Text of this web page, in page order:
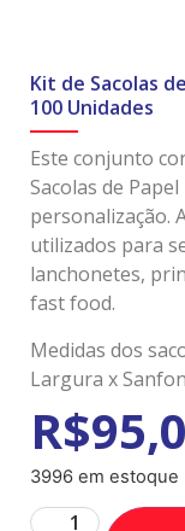
Kit de Sacolas
100 Unidades
Este conjunto
Sacolas de
personalização.
utilizados para
lanchonetes,
fast food.
Medidas dos
Largura x
R$
3996 em estoque